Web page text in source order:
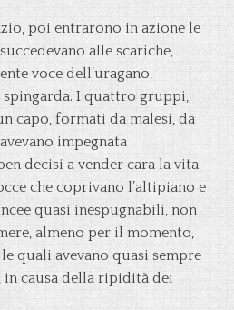
poi entrarono in azione le
alle scariche,
voce dell’uragano,
I quattro gruppi,
capo, formati da malesi, da
impegnata
decisi a vender cara la vita.
che coprivano l’altipiano e
quasi inespugnabili, non
almeno per il momento,
quali avevano quasi sempre
causa della ripidità dei